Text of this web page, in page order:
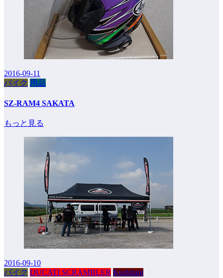
2016-09-11
バイク 用品
SZ-RAM4 SAKATA
もっと見る
2016-09-10
バイク DUCATI SCRAMBLER Kushitani